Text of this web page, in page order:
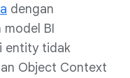
dengan
model BI
entity tidak
Object Context